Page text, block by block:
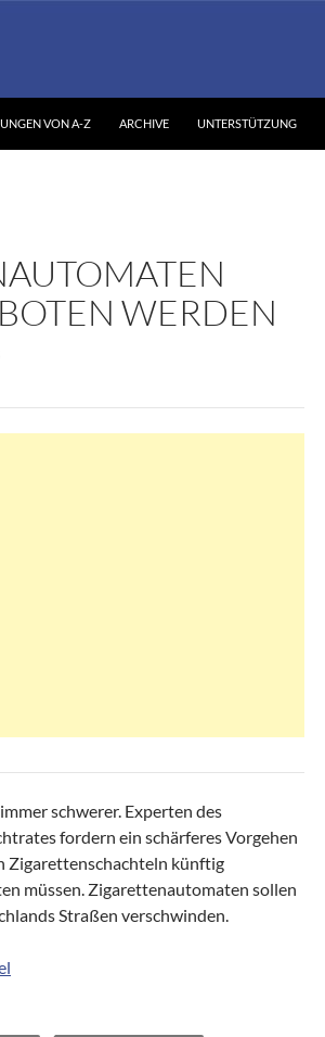
VON A-Z ARCHIVE UNTERSTÜTZUNG
WERDEN
schwerer. Experten des
fordern ein schärferes Vorgehen
Zigarettenschachteln künftig
müssen. Zigarettenautomaten sollen
Straßen verschwinden.